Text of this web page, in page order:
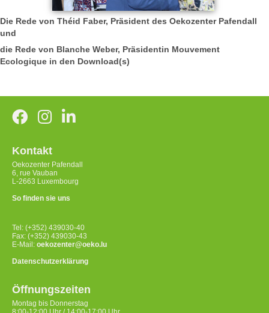
Die Rede von Théid Faber, Präsident des Oekozenter Pafendall
und
die Rede von Blanche Weber, Präsidentin Mouvement
Ecologique in den Download(s)
Kontakt
Oekozenter Pafendall
6, rue Vauban
L-2663 Luxembourg
So finden sie uns
Tel: (+352) 439030-40
Fax: (+352) 439030-43
E-Mail: oekozenter@oeko.lu
Datenschutzerklärung
Öffnungszeiten
Montag bis Donnerstag